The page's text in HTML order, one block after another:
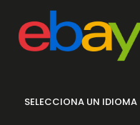
SELECCIONA UN IDIOMA